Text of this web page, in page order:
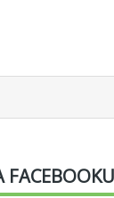
FACEBOOKU